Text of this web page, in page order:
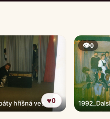
hříšná ves ♥0
👁0